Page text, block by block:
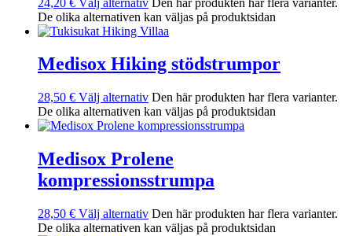
De olika alternativen kan väljas på produktsidan
Medisox Hiking stödstrumpor
28,50 € Välj alternativ Den här produkten har flera varianter.
De olika alternativen kan väljas på produktsidan
Medisox Prolene
kompressionsstrumpa
28,50 € Välj alternativ Den här produkten har flera varianter.
De olika alternativen kan väljas på produktsidan